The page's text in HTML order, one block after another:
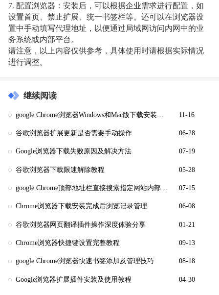
7. 配置浏览器：安装后，可以根据企业需求进行配置，如
设置首页、禁止扩展、统一书签栏等。还可以在浏览器设
置中手动填写代理地址，以便通过局域网访问内网中的业
务系统或内部平台。
请注意，以上内容仅供参考，具体使用时请根据实际情况
进行调整。
继续阅读
11-16
谷歌浏览器扩展更新是否需要手动操作 06-28
Google浏览器下载失败原因及解决方法 07-19
谷歌浏览器下载限速解除教程 05-28
google Chrome顶部地址栏直接搜索指定网站内部内容 07-15
Chrome浏览器下载安装完成后浏览记录管理 06-08
谷歌浏览器网页翻译插件操作深度体验分享 01-21
Chrome浏览器快捷键设置完整教程 09-13
google Chrome浏览器快速书签添加及管理技巧 08-18
Google浏览器扩展插件安装及使用教程 04-30